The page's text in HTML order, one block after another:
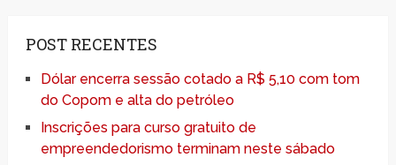
POST RECENTES
Dólar encerra sessão cotado a R$ 5,10 com tom
do Copom e alta do petróleo
Inscrições para curso gratuito de
empreendedorismo terminam neste sábado